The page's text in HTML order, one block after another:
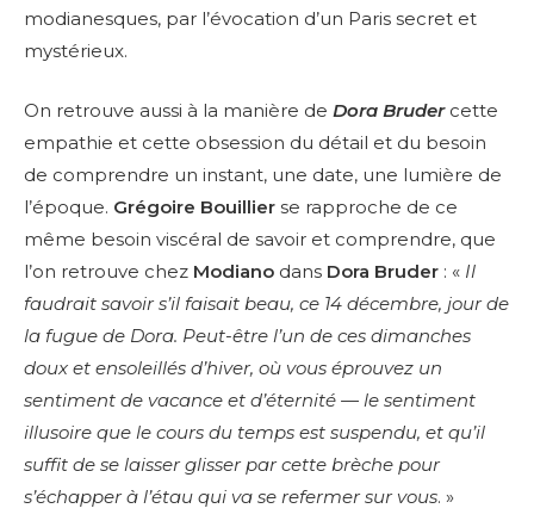
modianesques, par l’évocation d’un Paris secret et
mystérieux.
On retrouve aussi à la manière de Dora Bruder cette
empathie et cette obsession du détail et du besoin
de comprendre un instant, une date, une lumière de
l’époque. Grégoire Bouillier se rapproche de ce
même besoin viscéral de savoir et comprendre, que
l’on retrouve chez Modiano dans Dora Bruder : « Il
faudrait savoir s’il faisait beau, ce 14 décembre, jour de
la fugue de Dora. Peut-être l’un de ces dimanches
doux et ensoleillés d’hiver, où vous éprouvez un
sentiment de vacance et d’éternité — le sentiment
illusoire que le cours du temps est suspendu, et qu’il
suffit de se laisser glisser par cette brèche pour
s’échapper à l’étau qui va se refermer sur vous. »